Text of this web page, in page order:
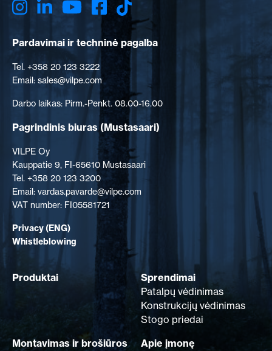
Pardavimai ir techninė pagalba
Tel. +358 20 123 3222
Email: sales@vilpe.com
Darbo laikas: Pirm.-Penkt. 08.00-16.00
Pagrindinis biuras(Mustasaari)
VILPE Oy
Kauppatie 9, FI-65610 Mustasaari
Tel. +358 20 123 3200
Email: vardas.pavarde@vilpe.com
VAT number: FI05581721
Privacy (ENG)
Whistleblowing
Produktai
Sprendimai
Patalpų vėdinimas
Konstrukcijų vėdinimas
Stogo priedai
Montavimas ir brošiūros
Apie įmonę